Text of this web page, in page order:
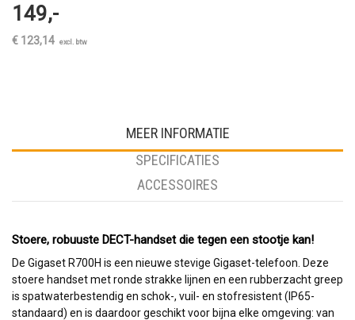
149,-
€ 123,14 excl. btw
MEER INFORMATIE
SPECIFICATIES
ACCESSOIRES
Stoere, robuuste DECT-handset die tegen een stootje kan!
De Gigaset R700H is een nieuwe stevige Gigaset-telefoon. Deze
stoere handset met ronde strakke lijnen en een rubberzacht greep
is spatwaterbestendig en schok-, vuil- en stofresistent (IP65-
standaard) en is daardoor geschikt voor bijna elke omgeving: van